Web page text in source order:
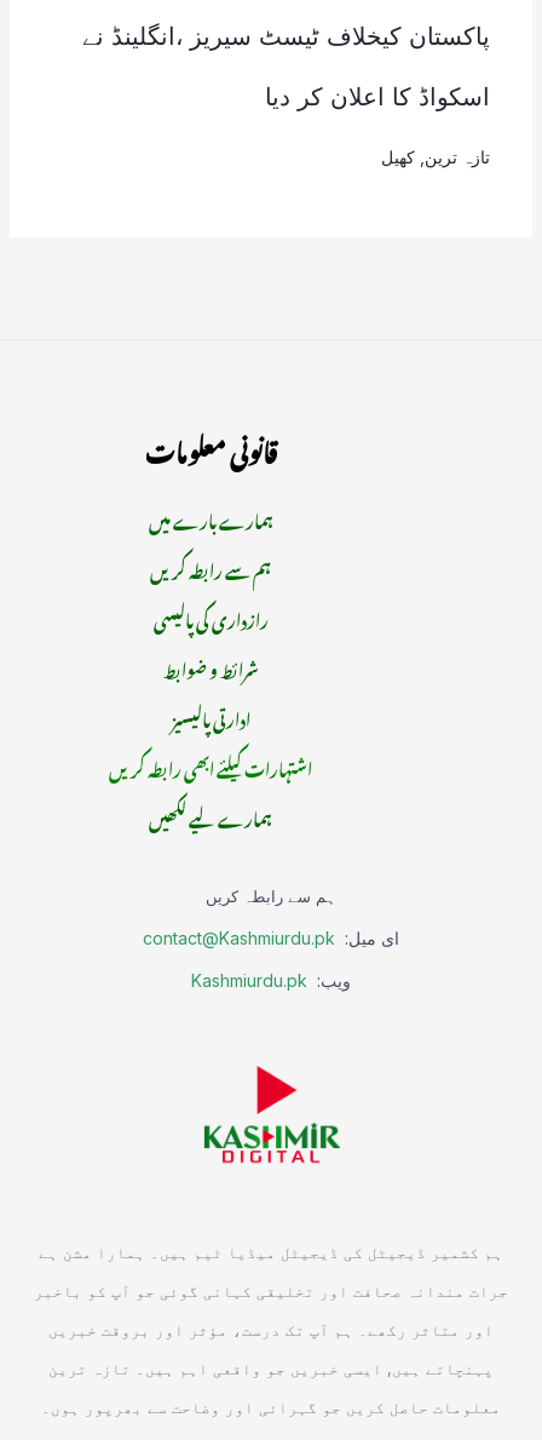
پاکستان کیخلاف ٹیسٹ سیریز ،انگلینڈ نے
اسکواڈ کا اعلان کر دیا
تازہ ترین کھیل
قانونی معلومات
ہمارے بارے میں
ہم سے رابطہ کریں
رازداری کی پالیسی
شرائط و ضوابط
ادارتی پالیسیز
اشتہارات کیلئے ابھی رابطہ کریں
ہمارے لیے لکھیں
ہم سے رابطہ کریں
ای میل: contact@Kashmiurdu.pk
ویب: Kashmiurdu.pk
ہم کشمیر ڈیجیٹل کی ڈیجیٹل میڈیا ٹیم ہیں۔ ہمارا مشن ہے
جرات مندانہ صحافت اور تخلیقی کہانی گوئی جو آپ کو باخبر
اور متاثر رکھے۔ ہم آپ تک درست، مؤثر اور بروقت خبریں
پہنچاتے ہیں, ایسی خبریں جو واقعی اہم ہیں۔ تازہ ترین
معلومات حاصل کریں جو گہرائی اور وضاحت سے بھرپور ہوں۔